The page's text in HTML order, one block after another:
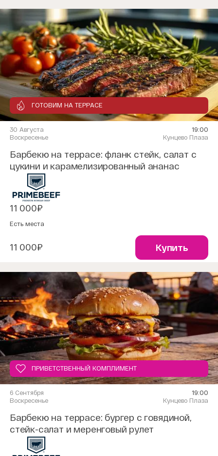
ГОТОВИМ НА ТЕРРАСЕ
30 Августа
Воскресенье
19:00
Кунцево Плаза
Барбекю на террасе: фланк стейк, салат с
цукини и карамелизированный ананас
11 000₽
Есть места
11 000₽ Купить
ПРИВЕТСТВЕННЫЙ КОМПЛИМЕНТ
6 Сентября
Воскресенье
19:00
Кунцево Плаза
Барбекю на террасе: бургер с говядиной,
стейк-салат и меренговый рулет